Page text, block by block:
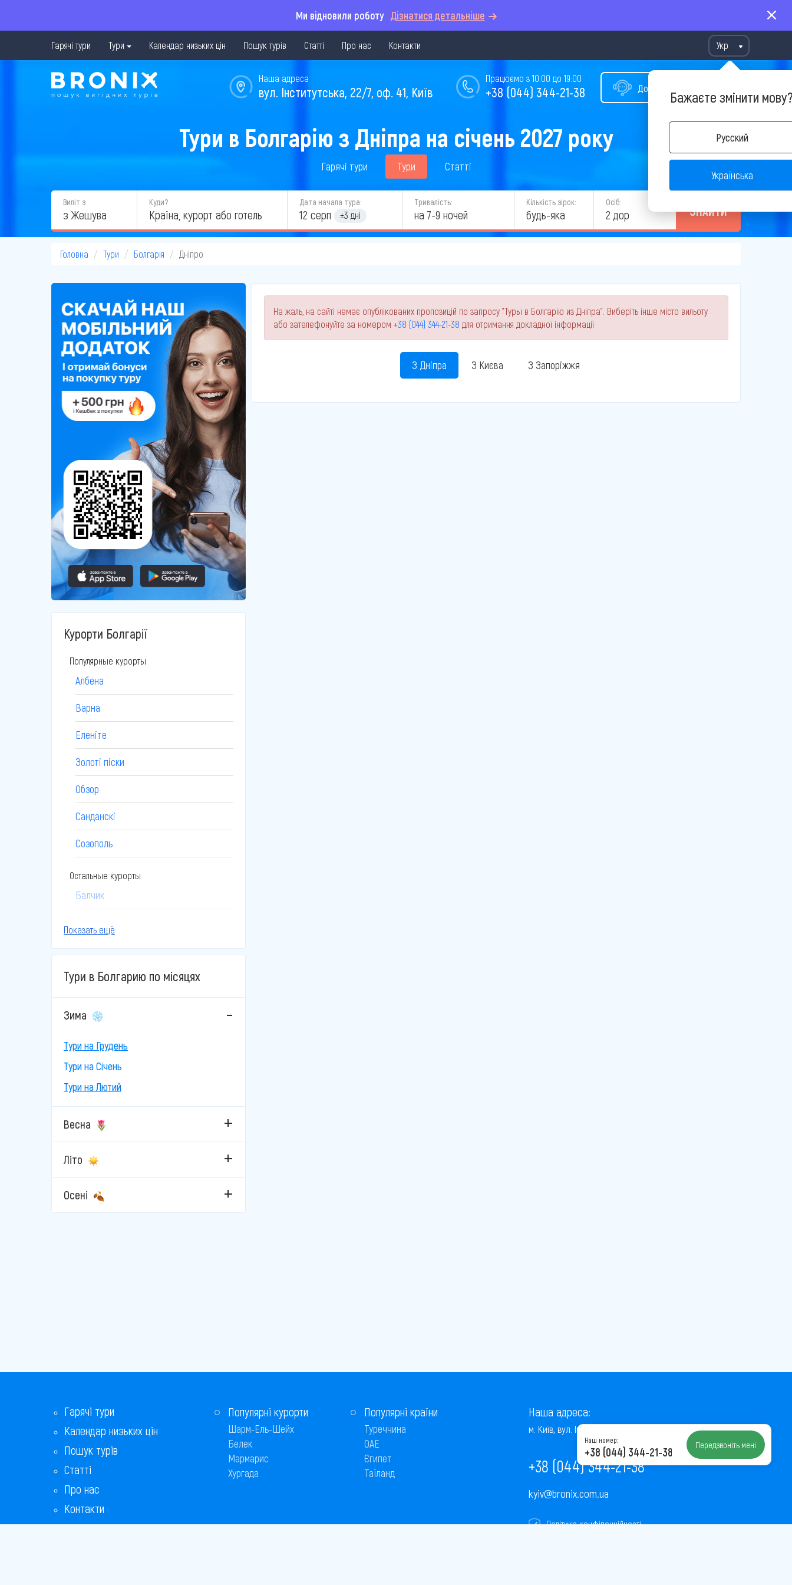
Ми відновили роботу Дізнатися детальніше
Гарячі тури Тури Календар низьких цін Пошук турів Статті Про нас Контакти Укр
Бажаєте змінити
Русский
Українська
Допомога у виборі туру
Працюємо з 10:00 до 19:00
+38 (044) 344-21-38
Наша адреса
вул. Інститутська, 22/7, оф. 41, Київ
Тури в Болгарію з Дніпра на січень 2027 року
Гарячі тури Тури Статті
Виліт з
з Жешува
Куди? Дата начала тура:
12 серп ±3 дні
Тривалість:
на 7-9 ночей
Кількість зірок:
будь-яка
Осіб:
2 дор ЗНАЙТИ
Головна Тури Болгарія Дніпро
Курорти Болгарії
Популярные курорты
Албена
Варна
Еленіте
Золоті піски
Обзор
Санданскі
Созополь
Остальные курорты
Балчик
Боровец
Бургас
Каварна
Кранево
Лозенец
Несебр
Сонячний берег
Софія
Царево
Чайка
Показать ещё
Тури в Болгарию по місяцях
Зима
Тури на Грудень
Тури на Січень
Тури на Лютий
Весна
Літо
Осені
На жаль, на сайті немає опублікованих пропозицій по запросу "Туры в Болгарію из Дніпра". Виберіть інше місто вильоту
або зателефонуйте за номером +38 (044) 344-21-38 для отримання докладної інформації
З Дніпра З Києва З Запоріжжя
Гарячі тури
Календар низьких цін
Пошук турів
Статті
Про нас
Контакти
Бонусна програма
Популярні курорти
Шарм-Ель-Шейх
Белек
Мармарис
Хургада
Популярні країни
Туреччина
ОАЕ
Єгипет
Таїланд
Наша адреса:
м. Київ, вул. Інститутська, 22/7, оф. 41
+38 (044) 344-21-38
kyiv@bronix.com.ua
Політика конфіденційності
Наш номер:
+38 (044) 344-21-38 Передзвоніть мені